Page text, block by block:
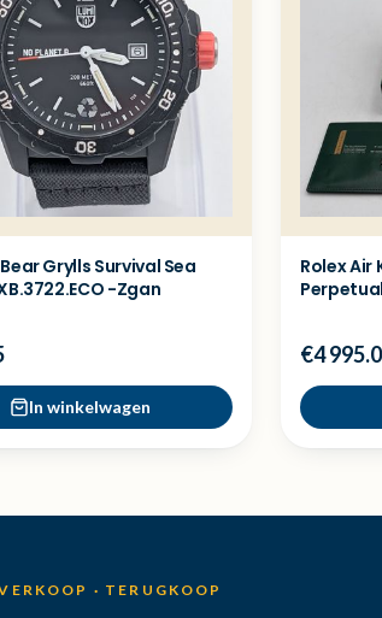
Grylls Survival Sea
-Zgan
In winkelwagen
Rolex Air
€4
· TERUGKOOP